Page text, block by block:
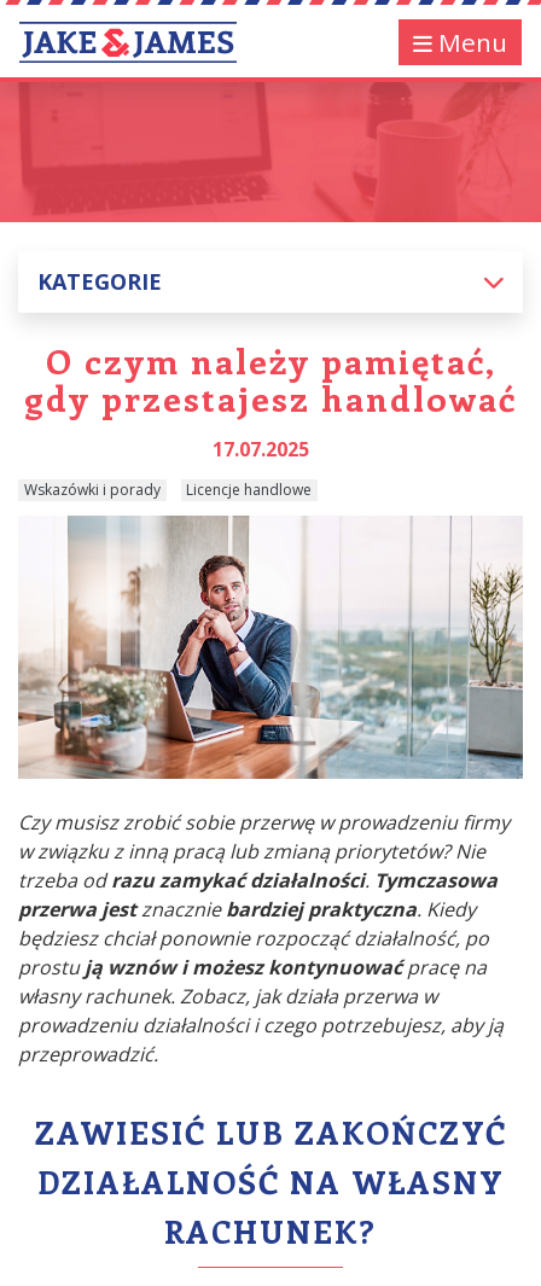
Menu
KATEGORIE
O czym należy pamiętać,
gdy przestajesz handlować
17.07.2025
Wskazówki i porady Licencje handlowe
Czy musisz zrobić sobie przerwę w prowadzeniu firmy
w związku z inną pracą lub zmianą priorytetów? Nie
trzeba odrazu zamykać działalności. Tymczasowa
przerwa jestznaczniebardziej praktyczna. Kiedy
będziesz chciał ponownie rozpocząć działalność, po
prostują wznów i możesz kontynuowaćpracę na
własny rachunek. Zobacz, jak działa przerwa w
prowadzeniu działalności i czego potrzebujesz, aby ją
przeprowadzić.
ZAWIESIĆ LUB ZAKOŃCZYĆ
DZIAŁALNOŚĆ NA WŁASNY
RACHUNEK?